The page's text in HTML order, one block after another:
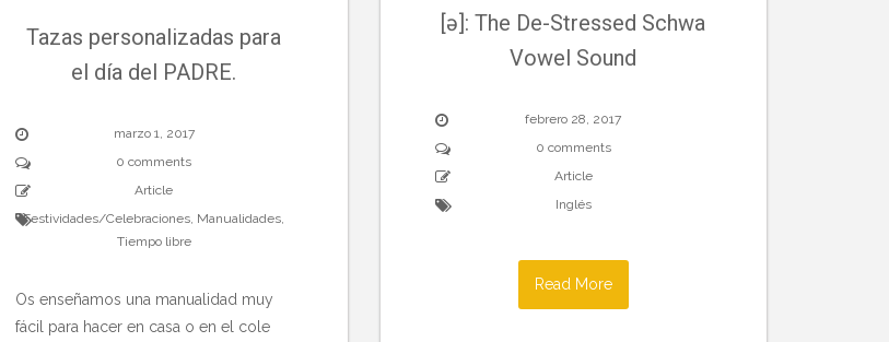
Tazas personalizadas para
el día del PADRE.
marzo 1, 2017
0 comments
Article
Festividades/Celebraciones, Manualidades,
Tiempo libre
Os enseñamos una manualidad muy
fácil para hacer en casa o en el cole
[ə]: The De-Stressed Schwa
Vowel Sound
febrero 28, 2017
0 comments
Article
Inglés
Read More